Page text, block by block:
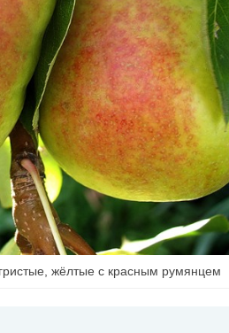
жёлтые с красным румянцем